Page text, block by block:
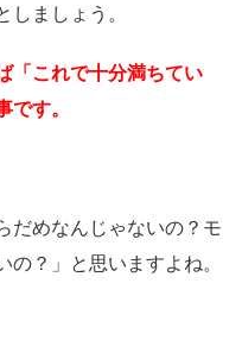
ましょう。
「これで十分満ちてい
す。
だめなんじゃないの？モ
？」と思いますよね。